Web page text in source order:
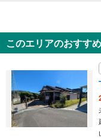
このエリアのおすす